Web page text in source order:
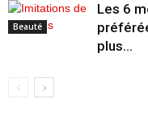
Beauté
Les 6
plus…